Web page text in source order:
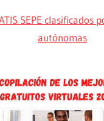
SEPE clasificados
autónomas